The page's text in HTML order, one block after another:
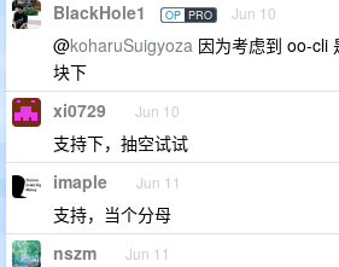
BlackHole1 OP PRO Jun 10
@koharuSuigyoza 因为考虑到 oo-cli
块下
xi0729 Jun 10
支持下，抽空试试
imaple Jun 11
支持，当个分母
nszm Jun 11